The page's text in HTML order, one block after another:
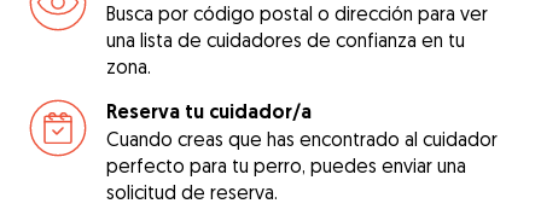
Busca por código postal o dirección para ver
una lista de cuidadores de confianza en tu
zona.
Reserva tu cuidador/a
Cuando creas que has encontrado al cuidador
perfecto para tu perro, puedes enviar una
solicitud de reserva.